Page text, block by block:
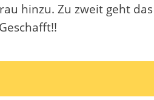
hinzu. Zu zweit geht